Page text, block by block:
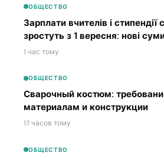
ОБЩЕСТВО
Зарплати вчителів і стипендії
зростуть з 1 вересня: нові
1 час тому
ОБЩЕСТВО
Сварочный костюм:
материалам и конструкции
17 часов тому
ОБЩЕСТВО